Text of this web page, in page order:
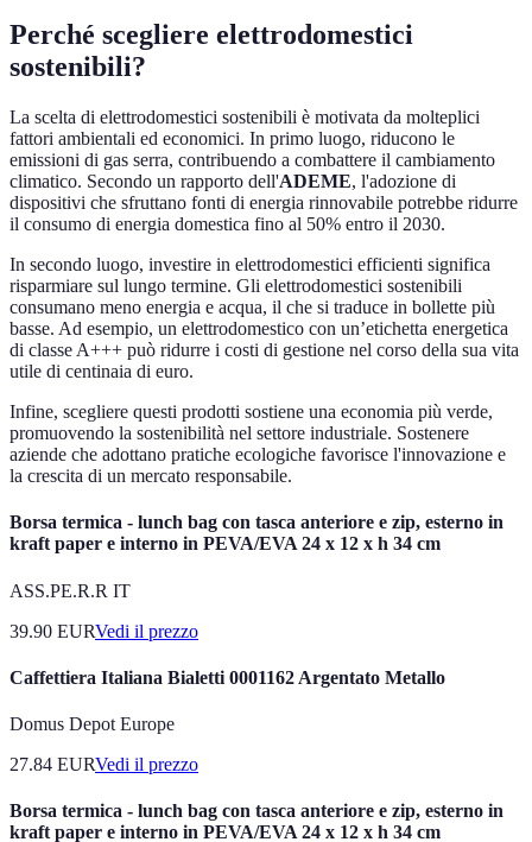
Perché scegliere elettrodomestici
sostenibili?
La scelta di elettrodomestici sostenibili è motivata da molteplici
fattori ambientali ed economici. In primo luogo, riducono le
emissioni di gas serra, contribuendo a combattere il cambiamento
climatico. Secondo un rapporto dell'ADEME, l'adozione di
dispositivi che sfruttano fonti di energia rinnovabile potrebbe ridurre
il consumo di energia domestica fino al 50% entro il 2030.
In secondo luogo, investire in elettrodomestici efficienti significa
risparmiare sul lungo termine. Gli elettrodomestici sostenibili
consumano meno energia e acqua, il che si traduce in bollette più
basse. Ad esempio, un elettrodomestico con un’etichetta energetica
di classe A+++ può ridurre i costi di gestione nel corso della sua vita
utile di centinaia di euro.
Infine, scegliere questi prodotti sostiene una economia più verde,
promuovendo la sostenibilità nel settore industriale. Sostenere
aziende che adottano pratiche ecologiche favorisce l'innovazione e
la crescita di un mercato responsabile.
Borsa termica - lunch bag con tasca anteriore e zip, esterno in
kraft paper e interno in PEVA/EVA 24 x 12 x h 34 cm
ASS.PE.R.R IT
39.90 EURVedi il prezzo
Caffettiera Italiana Bialetti 0001162 Argentato Metallo
Domus Depot Europe
27.84 EURVedi il prezzo
Borsa termica - lunch bag con tasca anteriore e zip, esterno in
kraft paper e interno in PEVA/EVA 24 x 12 x h 34 cm